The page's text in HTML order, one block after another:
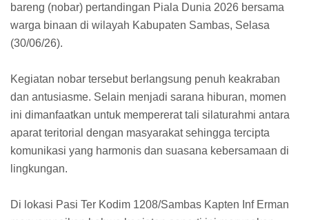
bareng (nobar) pertandingan Piala Dunia 2026 bersama
warga binaan di wilayah Kabupaten Sambas, Selasa
(30/06/26).
Kegiatan nobar tersebut berlangsung penuh keakraban
dan antusiasme. Selain menjadi sarana hiburan, momen
ini dimanfaatkan untuk mempererat tali silaturahmi antara
aparat teritorial dengan masyarakat sehingga tercipta
komunikasi yang harmonis dan suasana kebersamaan di
lingkungan.
Di lokasi Pasi Ter Kodim 1208/Sambas Kapten Inf Erman